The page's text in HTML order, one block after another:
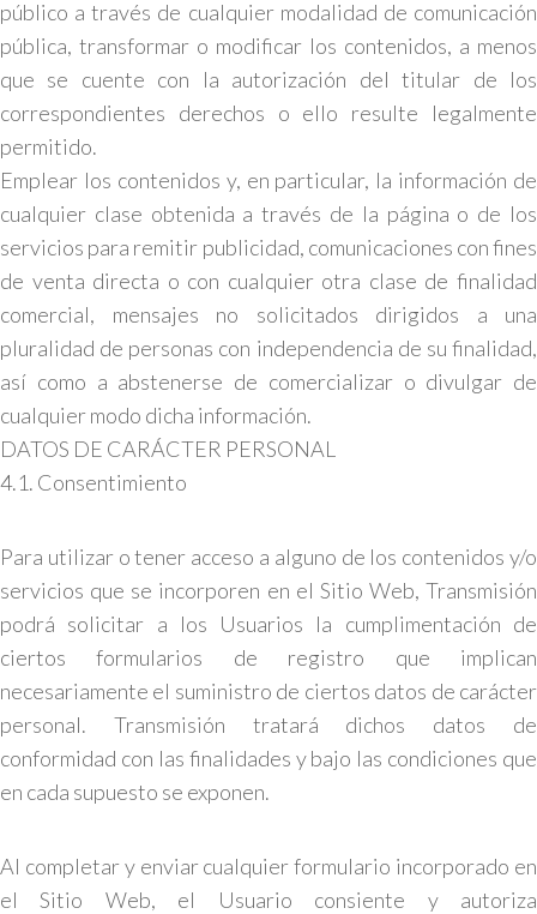
público a través de cualquier modalidad de comunicación
pública, transformar o modificar los contenidos, a menos
que se cuente con la autorización del titular de los
correspondientes derechos o ello resulte legalmente
permitido.
Emplear los contenidos y, en particular, la información de
cualquier clase obtenida a través de la página o de los
servicios para remitir publicidad, comunicaciones con fines
de venta directa o con cualquier otra clase de finalidad
comercial, mensajes no solicitados dirigidos a una
pluralidad de personas con independencia de su finalidad,
así como a abstenerse de comercializar o divulgar de
cualquier modo dicha información.
DATOS DE CARÁCTER PERSONAL
4.1. Consentimiento
Para utilizar o tener acceso a alguno de los contenidos y/o
servicios que se incorporen en el Sitio Web, Transmisión
podrá solicitar a los Usuarios la cumplimentación de
ciertos formularios de registro que implican
necesariamente el suministro de ciertos datos de carácter
personal. Transmisión tratará dichos datos de
conformidad con las finalidades y bajo las condiciones que
en cada supuesto se exponen.
Al completar y enviar cualquier formulario incorporado en
el Sitio Web, el Usuario consiente y autoriza